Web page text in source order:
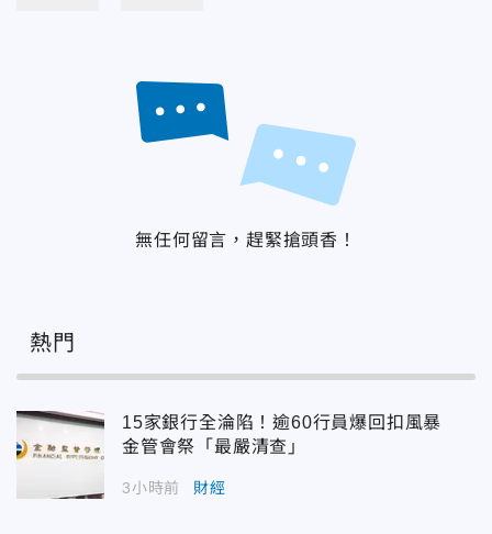
無任何留言，趕緊搶頭香！
熱門
15家銀行全淪陷！逾60行員爆回扣風暴
金管會祭「最嚴清查」
3小時前 財經